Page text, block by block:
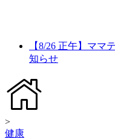
【8/26 正午】ママ
知らせ
>
健康